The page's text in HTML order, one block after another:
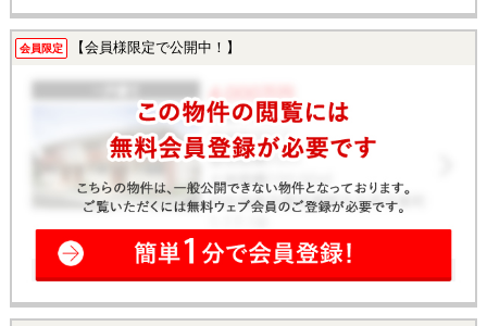
会員限定 【会員様限定で公開中！】